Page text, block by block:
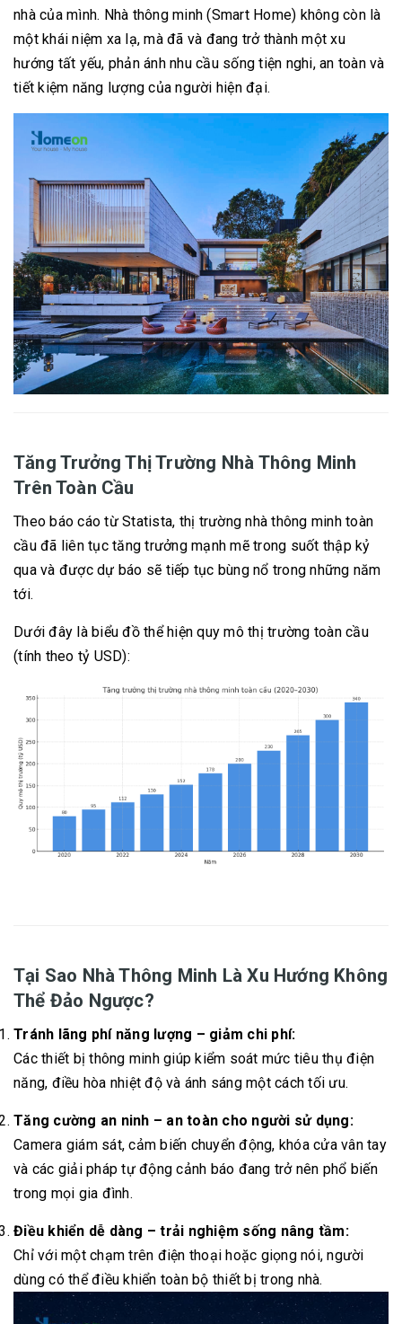
nhà của mình. Nhà thông minh (Smart Home) không còn là
một khái niệm xa lạ, mà đã và đang trở thành một xu
hướng tất yếu, phản ánh nhu cầu sống tiện nghi, an toàn và
tiết kiệm năng lượng của người hiện đại.
Tăng Trưởng Thị Trường Nhà Thông Minh
Trên Toàn Cầu
Theo báo cáo từ Statista, thị trường nhà thông minh toàn
cầu đã liên tục tăng trưởng mạnh mẽ trong suốt thập kỷ
qua và được dự báo sẽ tiếp tục bùng nổ trong những năm
tới.
Dưới đây là biểu đồ thể hiện quy mô thị trường toàn cầu
(tính theo tỷ USD):
Tại Sao Nhà Thông Minh Là Xu Hướng Không
Thể Đảo Ngược?
Tránh lãng phí năng lượng – giảm chi phí:
Các thiết bị thông minh giúp kiểm soát mức tiêu thụ điện
năng, điều hòa nhiệt độ và ánh sáng một cách tối ưu.
Tăng cường an ninh – an toàn cho người sử dụng:
Camera giám sát, cảm biến chuyển động, khóa cửa vân tay
và các giải pháp tự động cảnh báo đang trở nên phổ biến
trong mọi gia đình.
Điều khiển dễ dàng – trải nghiệm sống nâng tầm:
Chỉ với một chạm trên điện thoại hoặc giọng nói, người
dùng có thể điều khiển toàn bộ thiết bị trong nhà.